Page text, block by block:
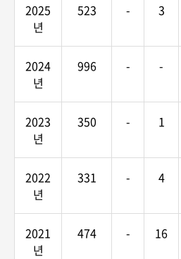
2025
년
523 - 3
2024
년
996 - -
2023
년
350 - 1
2022
년
331 - 4
2021
년
474 - 16